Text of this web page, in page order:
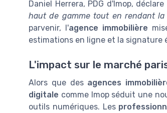
Daniel Herrera, PDG d'Imop, déclare
haut de gamme tout en rendant la
parvenir, l'agence immobilière
estimations en ligne et la signature
L'impact sur le marché
Alors que des agences
digitale comme Imop séduit une
outils numériques. Les